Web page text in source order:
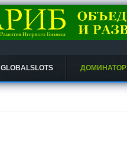
GLOBALSLOTS ДОМИНАТОР